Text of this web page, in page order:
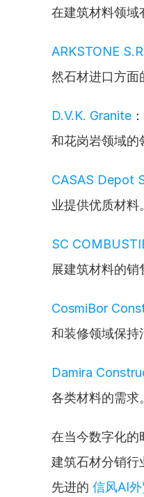
在建筑材料领域
ARKSTONE
然石材进口方面
D.V.K. Granite
和花岗岩领域的
CASAS Depot
业提供优质材料。
SC
展建筑材料的销
CosmiBor
和装修领域保持
Damira
各类材料的需求。
在当今数字化的
建筑石材分销行
先进的 信风AI